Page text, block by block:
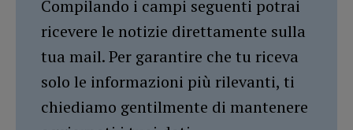
Compilando i campi seguenti potrai
ricevere le notizie direttamente sulla
tua mail. Per garantire che tu riceva
solo le informazioni più rilevanti, ti
chiediamo gentilmente di mantenere